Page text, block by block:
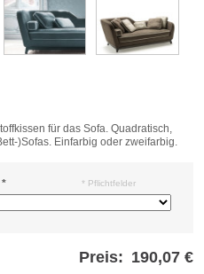
für das Sofa. Quadratisch,
)Sofas. Einfarbig oder zweifarbig.
* * Pflichtfelder
Preis: 190,07 €